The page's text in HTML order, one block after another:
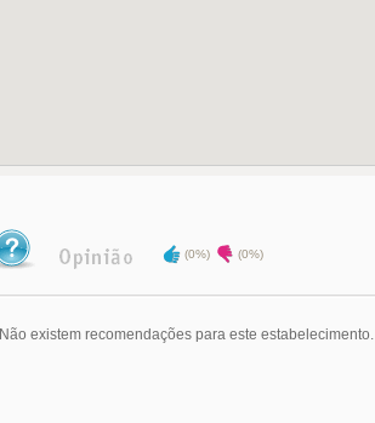
(0%) (0%)
Não existem recomendações para este estabelecimento.